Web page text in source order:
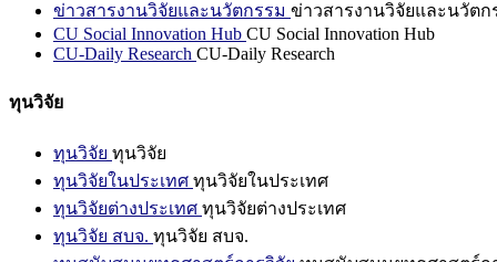
ข่าวสารงานวิจัยและนวัตกรรม ข่าวสารงานวิจัยและนวัตก
CU Social Innovation Hub CU Social Innovation Hub
CU-Daily Research CU-Daily Research
ทุนวิจัย
ทุนวิจัย ทุนวิจัย
ทุนวิจัยในประเทศ ทุนวิจัยในประเทศ
ทุนวิจัยต่างประเทศ ทุนวิจัยต่างประเทศ
ทุนวิจัย สบจ. ทุนวิจัย สบจ.